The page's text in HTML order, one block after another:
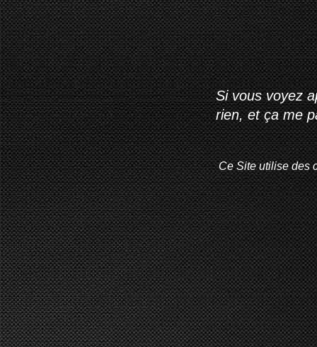
Si vous voyez
rien, et ça me
Ce Site utilise des